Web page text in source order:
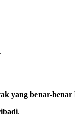
.
yang benar-benar
.